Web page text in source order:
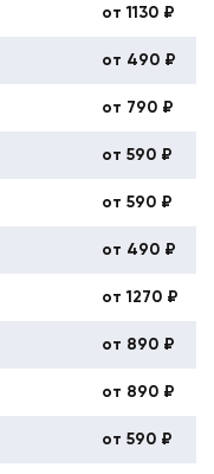
от 1130 ₽
от 490 ₽
от 790 ₽
от 590 ₽
от 590 ₽
от 490 ₽
от 1270 ₽
от 890 ₽
от 890 ₽
от 590 ₽